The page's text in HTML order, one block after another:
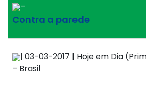
–
Contra a parede
| 03-03-2017 | Hoje em Dia
– Brasil